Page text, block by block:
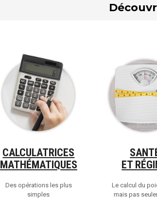
CALCULATRICES
MATHÉMATIQUES
Des opérations les plus
simples
ET
Le calcul du
mais pas